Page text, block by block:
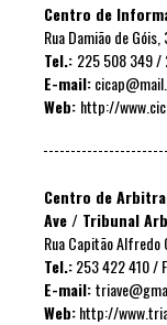
Centro de
Rua Damião de
Tel.: 225 508 349 /
E-mail:
Web: http://
Centro de
Ave / Tribunal
Rua Capitão Alfredo
Tel.:253 422 410 /
E-mail:
Web:http://